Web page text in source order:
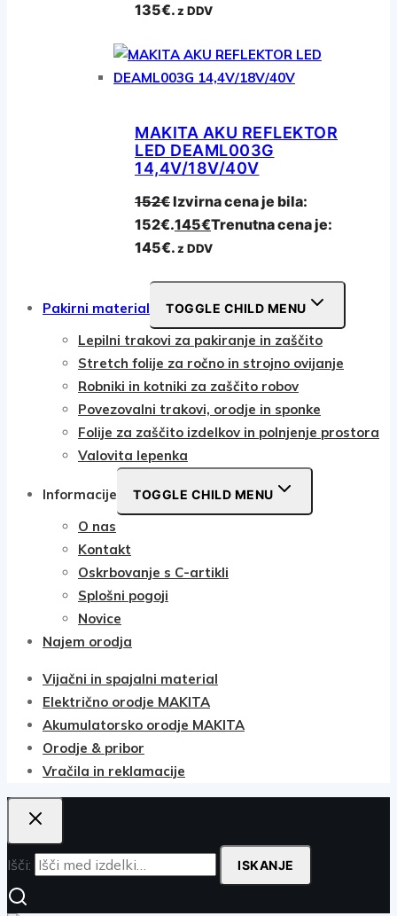
135€.z DDV
MAKITA AKU REFLEKTOR
LED DEAML003G
14,4V/18V/40V
152€Izvirna cena je bila:
152€.145€Trenutna cena je:
145€.z DDV
Pakirni material TOGGLE CHILD MENU
Lepilni trakovi za pakiranje in zaščito
Stretch folije za ročno in strojno ovijanje
Robniki in kotniki za zaščito robov
Povezovalni trakovi, orodje in sponke
Folije za zaščito izdelkov in polnjenje prostora
Valovita lepenka
Informacije TOGGLE CHILD MENU
O nas
Kontakt
Oskrbovanje s C-artikli
Splošni pogoji
Novice
Najem orodja
Vijačni in spajalni material
Električno orodje MAKITA
Akumulatorsko orodje MAKITA
Orodje & pribor
Vračila in reklamacije
Išči: ISKANJE